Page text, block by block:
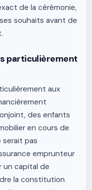
de la cérémonie,
souhaits avant de
particulièrement
aux
des enfants
en cours de
pas
emprunteur
un capital de
la constitution